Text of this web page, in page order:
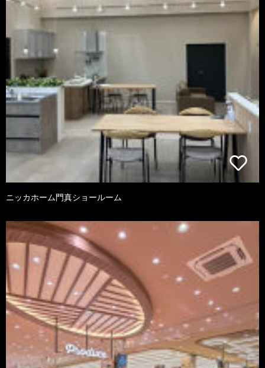
ニッカホーム門真ショールーム